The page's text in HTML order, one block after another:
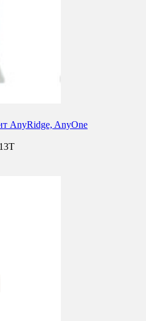
AnyRidge, AnyOne